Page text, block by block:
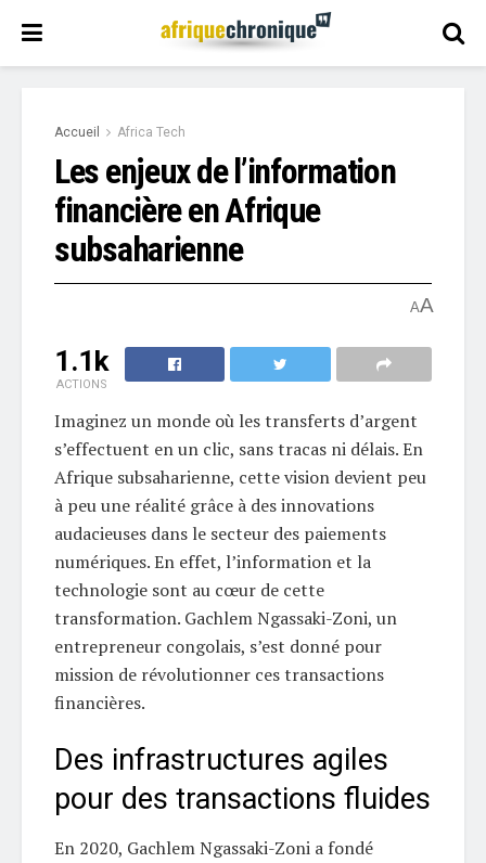
Accueil Africa Tech
Les enjeux de l’information
financière en Afrique
subsaharienne
AA
1.1k
ACTIONS
Imaginez un monde où les transferts d’argent
s’effectuent en un clic, sans tracas ni délais. En
Afrique subsaharienne, cette vision devient peu
à peu une réalité grâce à des innovations
audacieuses dans le secteur des paiements
numériques. En effet, l’information et la
technologie sont au cœur de cette
transformation. Gachlem Ngassaki-Zoni, un
entrepreneur congolais, s’est donné pour
mission de révolutionner ces transactions
financières.
Des infrastructures agiles
pour des transactions fluides
En 2020, Gachlem Ngassaki-Zoni a fondé